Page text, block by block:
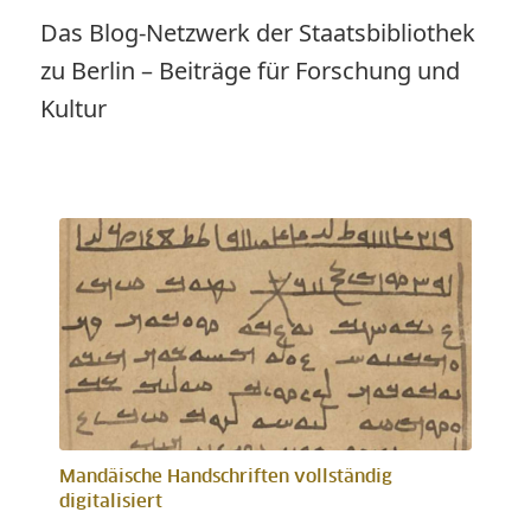
Das Blog-Netzwerk der Staatsbibliothek
zu Berlin – Beiträge für Forschung und
Kultur
Mandäische Handschriften vollständig
digitalisiert